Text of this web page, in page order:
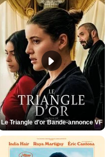
Le Triangle d'or Bande-annonce VF